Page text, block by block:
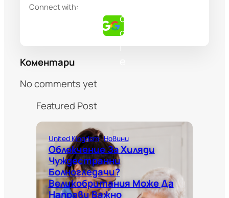
Connect with:
o
g
Коментари
No comments yet
Featured Post
United Kingdom Новини
Облекчение За Хиляди
Чуждестранни
Болногледачи?
Великобритания Може Да
Направи Важно